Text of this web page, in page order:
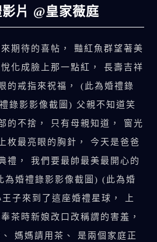
片 @皇家薇庭
期待的喜帖， 豔紅魚群望著美
化成臉上那一點紅， 長壽吉祥
的戒指來祝福， (此為婚禮錄
錄影影像截圖) 父親不知道笑
的不捨， 只有母親知道， 窗光
枚最亮眼的胸針， 今天是爸爸
禮， 我們要最帥最美最開心的
為婚禮錄影影像截圖) (此為婚
子來到了這座婚禮星球， 上
茶時新娘改口改稱謂的害羞，
媽媽請用茶、 是兩個家庭正